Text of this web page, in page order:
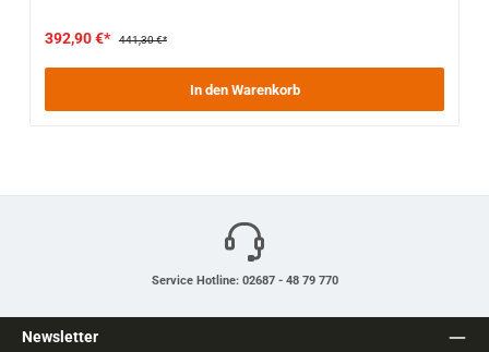
392,90 €* 441,30 €*
In den Warenkorb
Service Hotline: 02687 - 48 79 770
Newsletter